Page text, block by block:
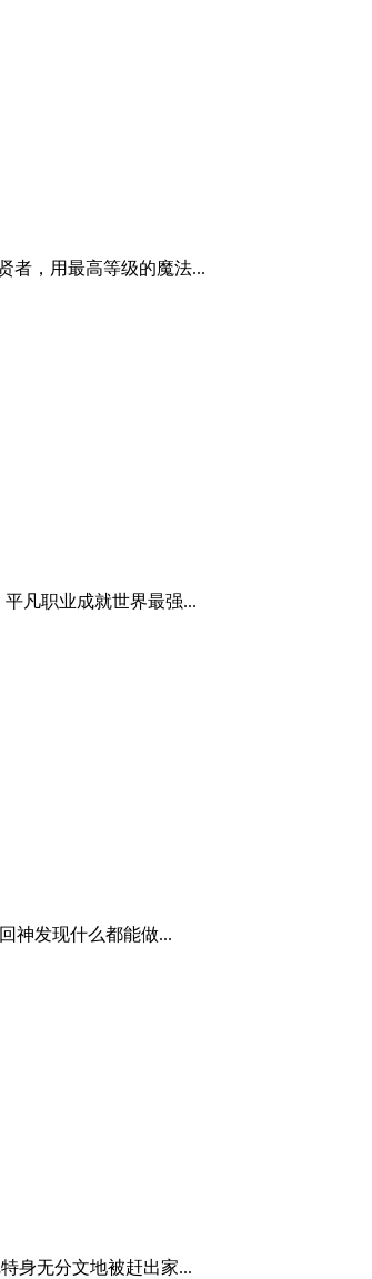
者，用最高等级的魔法...
凡职业成就世界最强...
神发现什么都能做...
身无分文地被赶出家...